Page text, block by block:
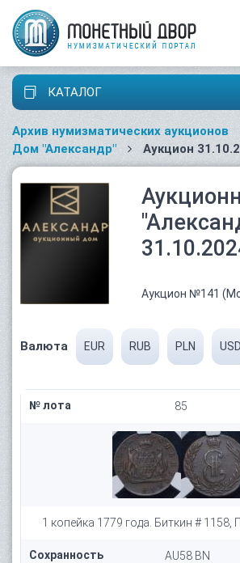
КАТАЛОГ
Архив нумизматических аукционов
Дом "Александр"
Аукцион
Аукцион №141
Валюта EUR RUB PLN USD
№ лота 85
1 копейка 1779 года. Биткин # 1158,
Сохранность
AU58 BN